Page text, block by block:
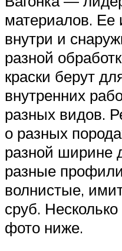
материалов. Ее
внутри и
разной
краски берут
внутренних
разных видов.
о разных
разной ширине
разные
волнистые,
сруб.
фото ниже.